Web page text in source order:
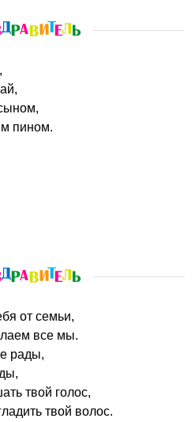
пином.
от семьи,
все мы.
рады,
твой голос,
твой волос.